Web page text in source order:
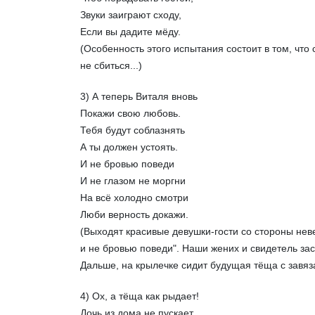
Звуки заиграют сходу,
Если вы дадите мёду.
(Особенность этого испытания состоит в том,
не сбиться...)
3) А теперь Виталя вновь
Покажи свою любовь.
Тебя будут соблазнять
А ты должен устоять.
И не бровью поведи
И не глазом не моргни
На всё холодно смотри
Люби верность докажи.
(Выходят красивые девушки-гости со стороны
и не бровью поведи". Наши жених и свидетель
Дальше, на крылечке сидит будущая тёща с
4) Ох, а тёща как рыдает!